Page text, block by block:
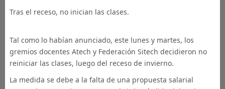
Tras el receso, no inician las clases.
Tal como lo habían anunciado, este lunes y martes, los
gremios docentes Atech y Federación Sitech decidieron no
reiniciar las clases, luego del receso de invierno.
La medida se debe a la falta de una propuesta salarial